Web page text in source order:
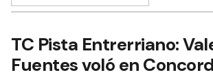
TC Pista Entrerriano:
Fuentes voló en